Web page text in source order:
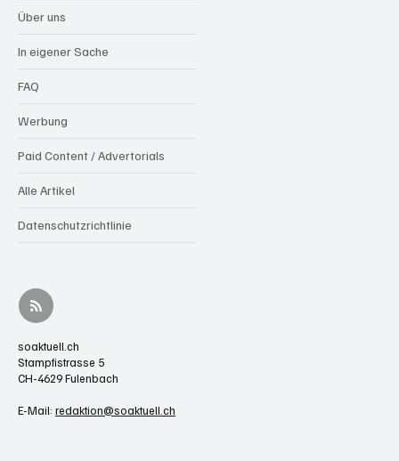
Über uns
In eigener Sache
FAQ
Werbung
Paid Content / Advertorials
Alle Artikel
Datenschutzrichtlinie
soaktuell.ch
Stampfistrasse 5
CH-4629 Fulenbach
E-Mail: redaktion@soaktuell.ch